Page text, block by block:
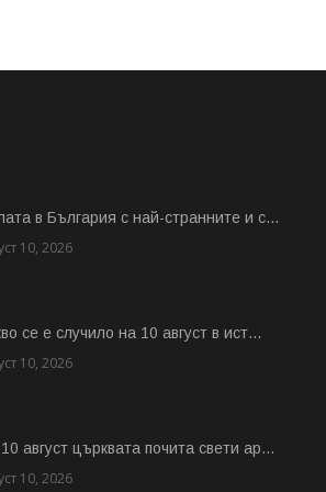
в България с най-странните и с...
10, 2026
се е случило на 10 август в ист...
10, 2026
август църквата почита свети ар...
10, 2026